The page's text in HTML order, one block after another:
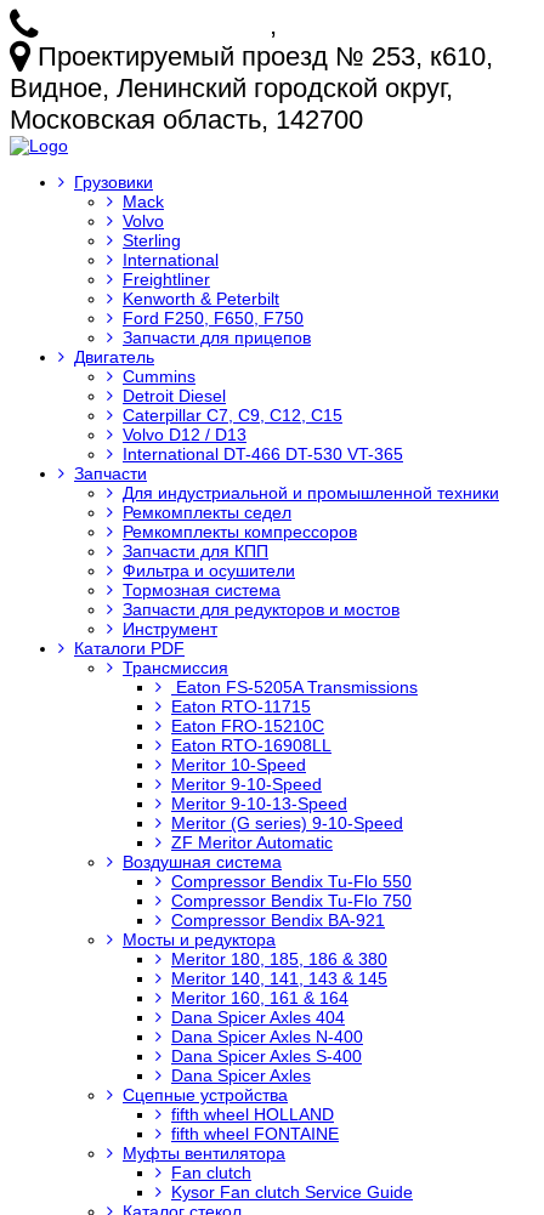
,
Проектируемый проезд № 253, к610,
Видное, Ленинский городской округ,
Московская область, 142700
Грузовики
Mack
Volvo
Sterling
International
Freightliner
Kenworth & Peterbilt
Ford F250, F650, F750
Запчасти для прицепов
Двигатель
Cummins
Detroit Diesel
Caterpillar C7, C9, C12, C15
Volvo D12 / D13
International DT-466 DT-530 VT-365
Запчасти
Для индустриальной и промышленной техники
Ремкомплекты седел
Ремкомплекты компрессоров
Запчасти для КПП
Фильтра и осушители
Тормозная система
Запчасти для редукторов и мостов
Инструмент
Каталоги PDF
Трансмиссия
Eaton FS-5205A Transmissions
Eaton RTO-11715
Eaton FRO-15210C
Eaton RTO-16908LL
Meritor 10-Speed
Meritor 9-10-Speed
Meritor 9-10-13-Speed
Meritor (G series) 9-10-Speed
ZF Meritor Automatic
Воздушная система
Compressor Bendix Tu-Flo 550
Compressor Bendix Tu-Flo 750
Compressor Bendix BA-921
Мосты и редуктора
Meritor 180, 185, 186 & 380
Meritor 140, 141, 143 & 145
Meritor 160, 161 & 164
Dana Spicer Axles 404
Dana Spicer Axles N-400
Dana Spicer Axles S-400
Dana Spicer Axles
Сцепные устройства
fifth wheel HOLLAND
fifth wheel FONTAINE
Муфты вентилятора
Fan clutch
Kysor Fan clutch Service Guide